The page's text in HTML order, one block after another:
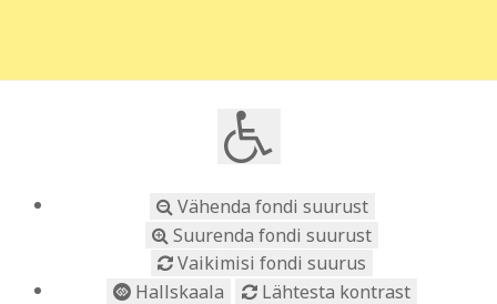
Vähenda fondi suurust
Suurenda fondi suurust
Vaikimisi fondi suurus
Hallskaala
Lähtesta kontrast